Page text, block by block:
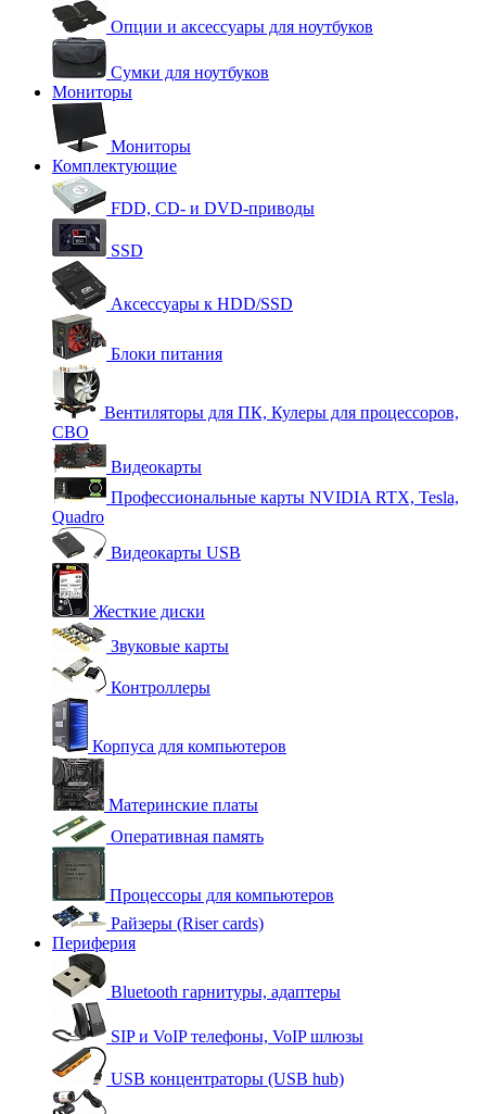
Опции и аксессуары для ноутбуков
Сумки для ноутбуков
Мониторы
Мониторы
Комплектующие
FDD, CD- и DVD-приводы
SSD
Аксессуары к HDD/SSD
Блоки питания
Вентиляторы для ПК, Кулеры для процессоров,
СВО
Видеокарты
Профессиональные карты NVIDIA RTX, Tesla,
Quadro
Видеокарты USB
Жесткие диски
Звуковые карты
Контроллеры
Корпуса для компьютеров
Материнские платы
Оперативная память
Процессоры для компьютеров
Райзеры (Riser cards)
Периферия
Bluetooth гарнитуры, адаптеры
SIP и VoIP телефоны, VoIP шлюзы
USB концентраторы (USB hub)